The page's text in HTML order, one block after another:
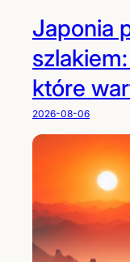
Japonia
które
2026-08-06